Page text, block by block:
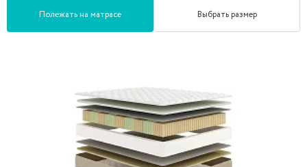
Полежать на матрасе Выбрать размер